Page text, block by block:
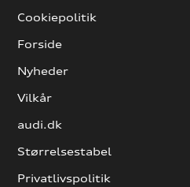
Cookiepolitik
Forside
Nyheder
Vilkår
audi.dk
Størrelsestabel
Privatlivspolitik